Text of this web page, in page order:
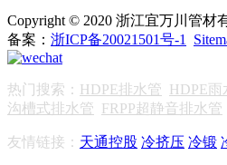
Copyright © 2020 浙江宜万川管材
备案： 浙ICP备20021501号-1
热门搜索： HDPE排水管 HDPE雨
沟槽式排水管 FRPP超静音排水管
友情链接： 天通控股 冷挤压 冷锻